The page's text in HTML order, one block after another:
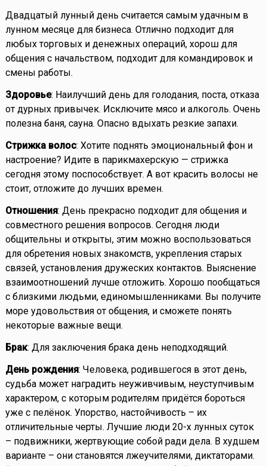
Двадцатый лунный день считается самым удачным в
лунном месяце для бизнеса. Отлично подходит для
любых торговых и денежных операций, хорош для
общения с начальством, подходит для командировок и
смены работы.
Здоровье: Наилучший день для голодания, поста, отказа
от дурных привычек. Исключите мясо и алкоголь. Очень
полезна баня, сауна. Опасно вдыхать резкие запахи.
Стрижка волос: Хотите поднять эмоциональный фон и
настроение? Идите в парикмахерскую — стрижка
сегодня этому поспособствует. А вот красить волосы не
стоит, отложите до лучших времен.
Отношения: День прекрасно подходит для общения и
совместного решения вопросов. Сегодня люди
общительны и открыты, этим можно воспользоваться
для обретения новых знакомств, укрепления старых
связей, установления дружеских контактов. Выяснение
взаимоотношений лучше отложить. Хорошо пообщаться
с близкими людьми, единомышленниками. Вы получите
море удовольствия от общения, и сможете понять
некоторые важные вещи.
Брак: Для заключения брака день неподходящий.
День рождения: Человека, родившегося в этот день,
судьба может наградить неуживчивым, неуступчивым
характером, с которым родителям придётся бороться
уже с пелёнок. Упорство, настойчивость – их
отличительные черты. Лучшие люди 20-х лунных суток
– подвижники, жертвующие собой ради дела. В худшем
варианте – они становятся лжеучителями, диктаторами.